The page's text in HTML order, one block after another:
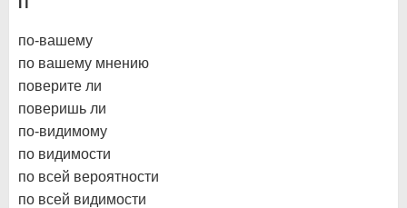
П
по-вашему
по вашему мнению
поверите ли
поверишь ли
по-видимому
по видимости
по всей вероятности
по всей видимости